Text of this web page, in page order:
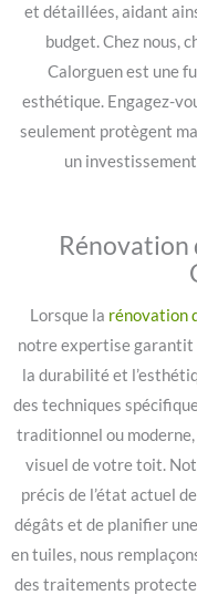
et détaillées, aidant
budget. Chez nous,
Calorguen est une
esthétique. Engagez-
seulement protègent
un
Rénovation
Lorsque la rénovation
notre expertise garantit
la durabilité et
des techniques
traditionnel ou
visuel de votre toit.
précis de l’état actuel
dégâts et de planifier
en tuiles, nous
des traitements